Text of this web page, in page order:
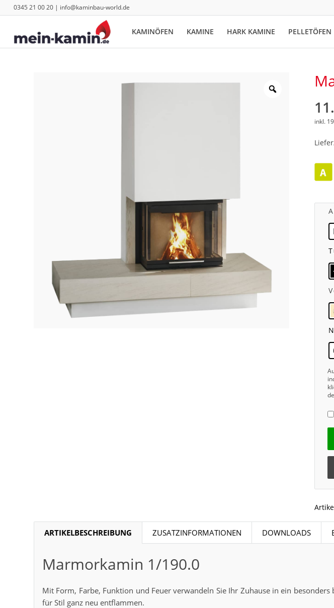
0345 21 00 20 | info@kaminbau-world.de
KAMINÖFEN KAMINE HARK KAMINE PELLETÖFEN
inkl.
ARTIKELBESCHREIBUNG ZUSATZINFORMATIONEN DOWNLOADS
Marmorkamin 1/190.0
Mit Form, Farbe, Funktion und Feuer verwandeln Sie Ihr Zuhause in ein besonders
für Stil ganz neu entflammen.